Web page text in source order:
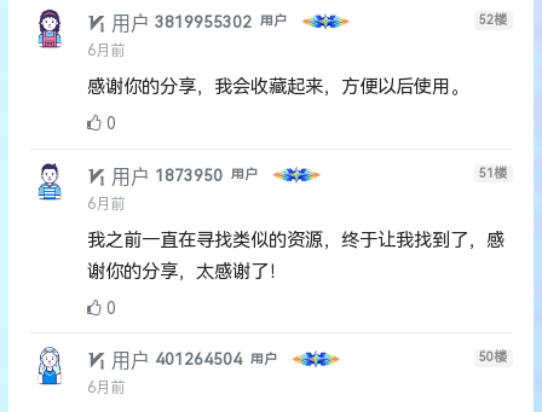
用户3819955302 用户
6月前
52楼
感谢你的分享，我会收藏起来，方便以后使用。
0
用户 1873950 用户
6月前
51楼
我之前一直在寻找类似的资源，终于让我找到了，感
谢你的分享，太感谢了！
0
用户 401264504 用户
6月前
50楼